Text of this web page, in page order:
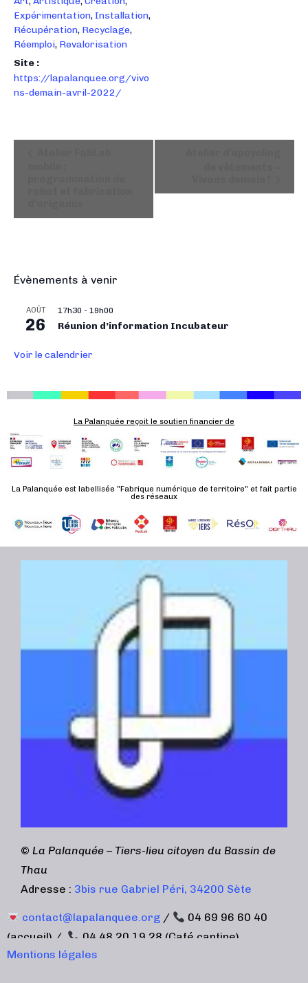
Expérimentation, Installation,
Récupération, Recyclage,
Réemploi, Revalorisation
Site :
https://lapalanquee.org/vivo
ns-demain-avril-2022/
g
o
è
e
n
t
Évènements à venir
AOÛT
26
17h30 - 19h00
Réunion d’information Incubateur
Voir le calendrier
La Palanquée reçoit le soutien financier de
La Palanquée est labellisée "Fabrique numérique de territoire" et fait partie
des réseaux
© La Palanquée – Tiers-lieu citoyen du Bassin de
Thau
Adresse : 3bis rue Gabriel Péri, 34200 Sète
contact@lapalanquee.org /
04 69 96 60 40
(accueil) /
04 48 20 19 28 (Café cantine)
Mentions légales